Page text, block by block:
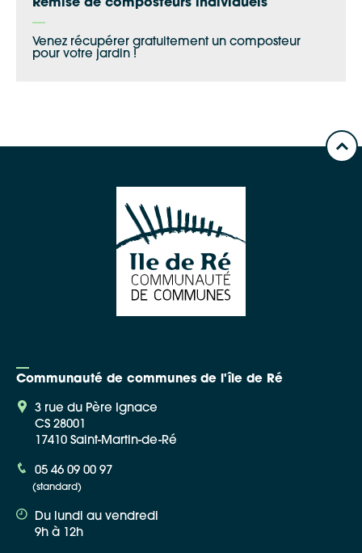
Remise de composteurs individuels
Venez récupérer gratuitement un composteur
pour votre jardin !
Communauté de communes de l'île de Ré
3 rue du Père Ignace
CS 28001
17410 Saint-Martin-de-Ré
05 46 09 00 97
(standard)
Du lundi au vendredi
9h à 12h